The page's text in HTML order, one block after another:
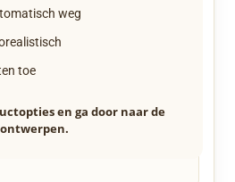
weg
toe
en ga door naar de